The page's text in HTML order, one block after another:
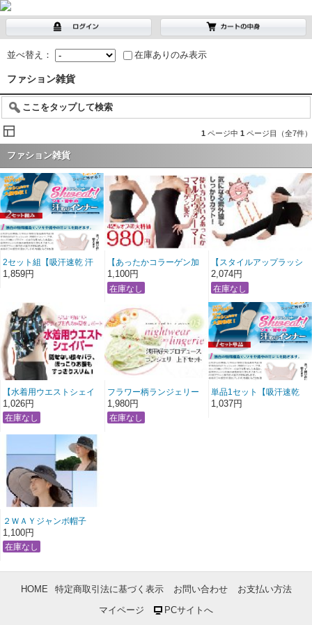
並べ替え： 在庫ありのみ表示
ファション雑貨
ここをタップして検索
1 ページ中 1 ページ目（全7件）
ファション雑貨
2セット組【吸汗速乾 汗
取り付きインナーシュエ
1,859円
【あったかコラーゲン加
工 チューブウォーマー】
1,100円
【スタイルアップラッシ
ュトレンカ２枚組】
2,074円
【水着用ウエストシェイ
パー】
1,026円
フラワー柄ランジェリー
上下セット
1,980円
単品1セット【吸汗速乾
汗取り付きインナーシュ
エット】
1,037円
２ＷＡＹジャンボ帽子
1,100円
HOME 特定商取引法に基づく表示 お問い合わせ
お支払い方法
マイページ
PCサイトへ